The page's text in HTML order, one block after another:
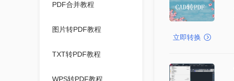
PDF合并教程
图片转PDF教程
TXT转PDF教程
WPS转PDF教程
立即转换